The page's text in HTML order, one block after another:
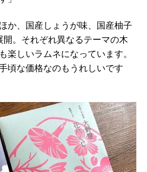
か、国産しょうが味、国産柚子
。それぞれ異なるテーマの木
楽しいラムネになっています。
頃な価格なのもうれしいです